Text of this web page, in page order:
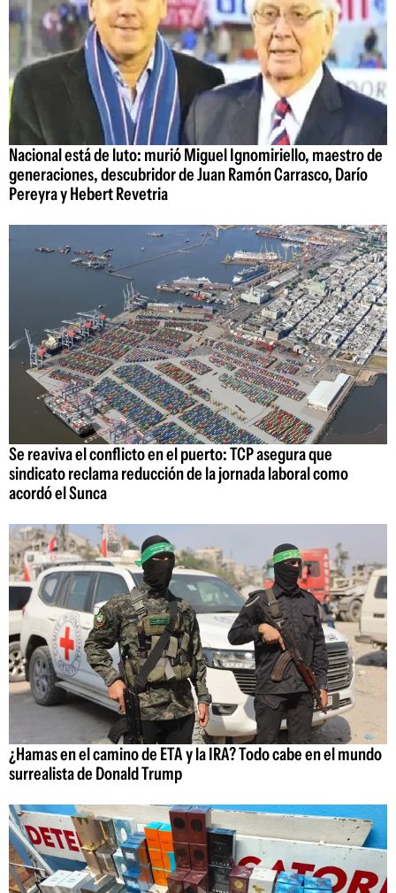
Nacional está de luto: murió Miguel Ignomiriello, maestro de
generaciones, descubridor de Juan Ramón Carrasco, Darío
Pereyra y Hebert Revetria
Se reaviva el conflicto en el puerto: TCP asegura que
sindicato reclama reducción de la jornada laboral como
acordó el Sunca
¿Hamas en el camino de ETA y la IRA? Todo cabe en el mundo
surrealista de Donald Trump